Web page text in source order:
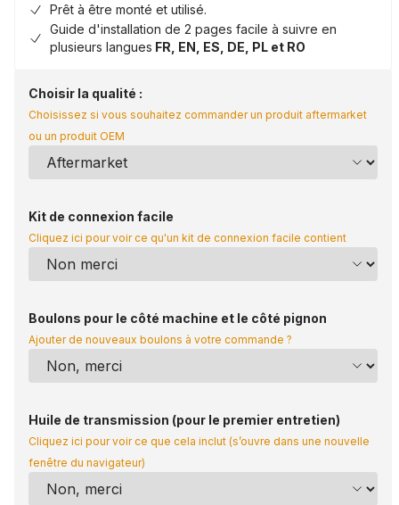
Prêt à être monté et utilisé.
Guide d'installation de 2 pages facile à suivre en
plusieurs langues FR, EN, ES, DE, PL et RO
Choisir la qualité :
Choisissez si vous souhaitez commander un produit aftermarket
ou un produit OEM
Kit de connexion facile
Cliquez ici pour voir ce qu'un kit de connexion facile contient
Boulons pour le côté machine et le côté pignon
Ajouter de nouveaux boulons à votre commande ?
Huile de transmission (pour le premier entretien)
Cliquez ici pour voir ce que cela inclut (s’ouvre dans une nouvelle
fenêtre du navigateur)